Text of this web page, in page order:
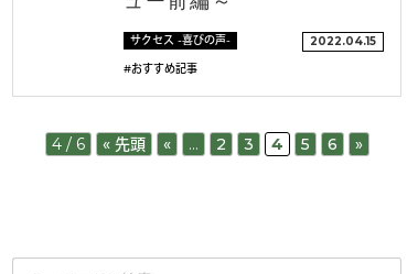
サクセス -喜びの声-
#おすすめ記事
2022.04.15
4 / 6 « 先頭 « ... 2 3 4 5 6 »